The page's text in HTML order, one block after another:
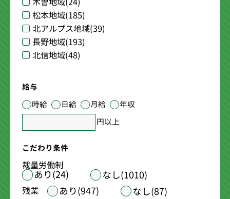
松本地域(185)
北アルプス地域(39)
長野地域(193)
北信地域(48)
給与
時給
日給 月給
年収
円以上
こだわり条件
裁量労働制
あり(24) なし(1010)
残業 あり(947) なし(87)